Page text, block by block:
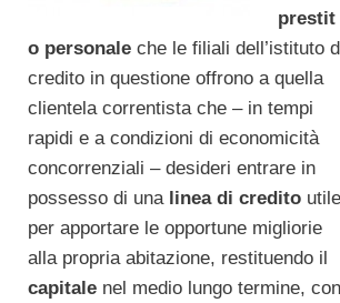
prestit
o personaleche le filiali dell’istituto
credito in questione offrono a quella
clientela correntista che – in tempi
rapidi e a condizioni di economicità
concorrenziali – desideri entrare in
possesso di unalinea di creditoutile
per apportare le opportune migliorie
alla propria abitazione, restituendo il
capitalenel medio lungo termine, con